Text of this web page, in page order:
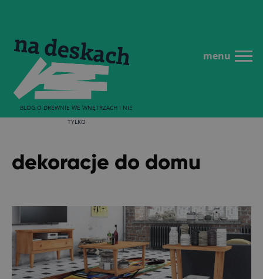
BLOG O DREWNIE WE WNĘTRZACH I NIE
TYLKO
menu
dekoracje do domu